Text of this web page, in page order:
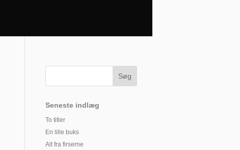
Seneste indlæg
To titler
En lille buks
Alt fra firserne